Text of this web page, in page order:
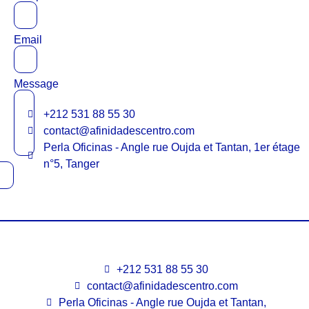
Email
Message
+212 531 88 55 30
contact@afinidadescentro.com
Perla Oficinas - Angle rue Oujda et Tantan, 1er étage
n°5, Tanger
+212 531 88 55 30
contact@afinidadescentro.com
Perla Oficinas - Angle rue Oujda et Tantan,